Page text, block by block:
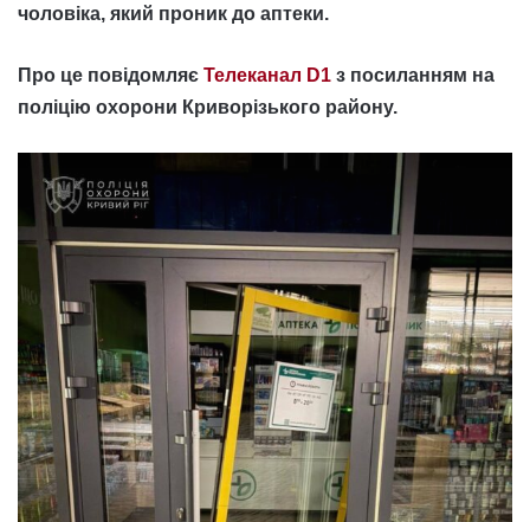
чоловіка, який проник до аптеки.
Про це повідомляє Телеканал D1 з посиланням на
поліцію охорони Криворізького району.